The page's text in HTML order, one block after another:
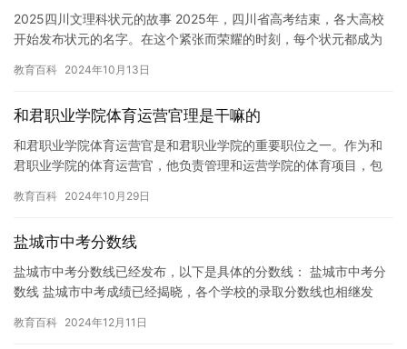
2025四川文理科状元的故事 2025年，四川省高考结束，各大高校
开始发布状元的名字。在这个紧张而荣耀的时刻，每个状元都成为
教育百科 2024年10月13日
和君职业学院体育运营官理是干嘛的
和君职业学院体育运营官是和君职业学院的重要职位之一。作为和
君职业学院的体育运营官，他负责管理和运营学院的体育项目，包
院的体…
教育百科 2024年10月29日
盐城市中考分数线
盐城市中考分数线已经发布，以下是具体的分数线： 盐城市中考分
数线 盐城市中考成绩已经揭晓，各个学校的录取分数线也相继发
数线…
教育百科 2024年12月11日